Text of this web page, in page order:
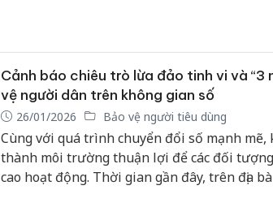
Cảnh báo chiêu trò lừa đảo tinh vi và “3
vệ người dân trên không gian số
26/01/2026 Bảo vệ người tiêu dùng
Cùng với quá trình chuyển đổi số mạnh
thành môi trường thuận lợi để các đối
cao hoạt động. Thời gian gần đây, trên địa